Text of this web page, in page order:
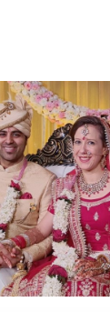
or ESC to close